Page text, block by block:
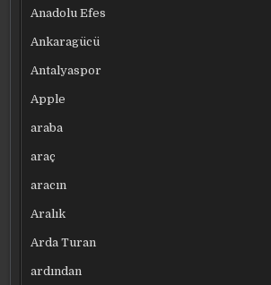
Anadolu Efes
Ankaragücü
Antalyaspor
Apple
araba
araç
aracın
Aralık
Arda Turan
ardından